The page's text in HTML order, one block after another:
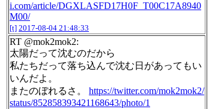
i.com/article/DGXLASFD17H0F_T00C17A8940
M00/
[t] 2017-08-04 21:48:33
RT @mok2mok2:
太陽だって沈むのだから
私たちだって落ち込んで沈む日があってもい
いんだよ。
またのぼれるさ。 https://twitter.com/mok2mok2/
status/852858393421168643/photo/1